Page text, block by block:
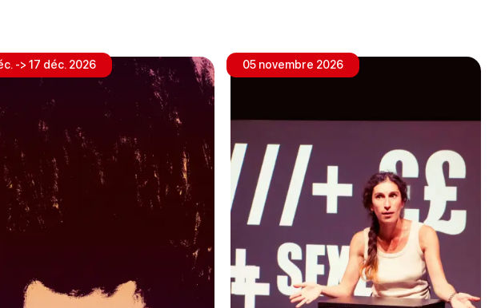
-> 17 déc. 2026 05 novembre 2026